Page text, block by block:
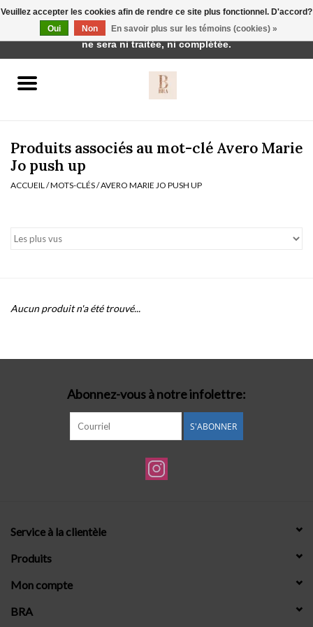
vêtements de nuit
Badmode
Produits associés au mot-clé Avero Marie
Jo push up
ACCUEIL /MOTS-CLÉS/AVERO MARIE JO PUSH UP
Aucun produit n'a été trouvé...
Abonnez-vous à notre infolettre:
S'ABONNER
Service à la clientèle
Produits
Mon compte
BRA
Veuillez accepter les cookies afin de rendre ce site plus fonctionnel. D'accord?
Oui
Non En savoir plus sur les témoins (cookies) »
Cette boutique est en construction. Toute commande passée
ne sera ni traitée, ni complétée.